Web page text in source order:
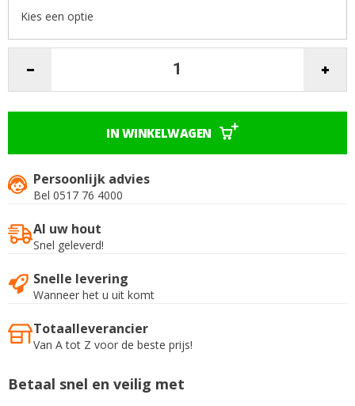
IN WINKELWAGEN
Persoonlijk advies
Bel 0517 76 4000
Al uw hout
Snel geleverd!
Snelle levering
Wanneer het u uit komt
Totaalleverancier
Van A tot Z voor de beste prijs!
Betaal snel en veilig met